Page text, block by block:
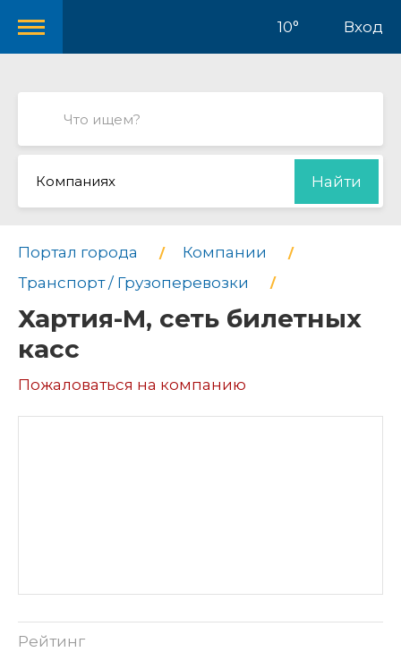
10° Вход
Компаниях Найти
Портал города
Компании
Транспорт / Грузоперевозки
Хартия-М, сеть билетных
касс
Пожаловаться на компанию
Рейтинг